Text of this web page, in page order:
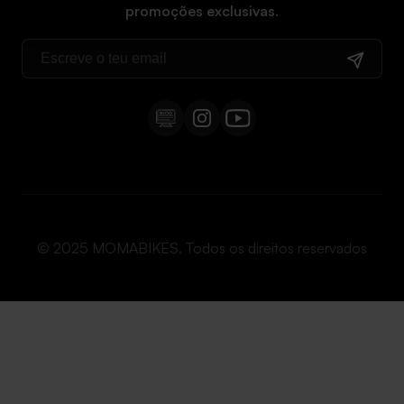
Política de privacidade
Bicicleta dobrávelpromoções exclusivas.
© 2025 MOMABIKES. Todos os direitos reservados